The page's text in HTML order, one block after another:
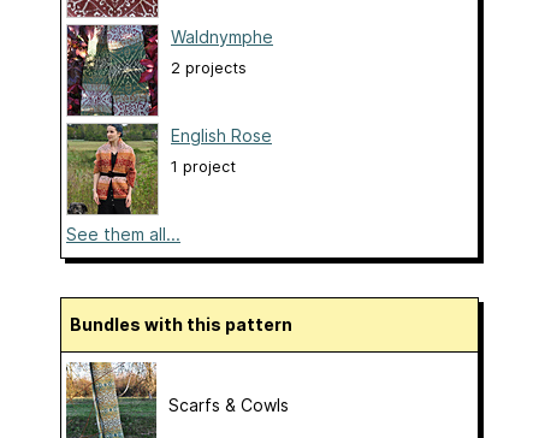
Waldnymphe
2 projects
English Rose
1 project
See them all...
Bundles with this pattern
Scarfs & Cowls